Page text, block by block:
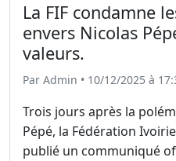
La FIF condamne
envers Nicolas
valeurs.
Par Admin • 10/12/2025 à
Trois jours après la
Pépé, la Fédération
publié un communiqué